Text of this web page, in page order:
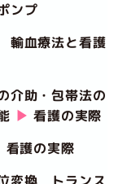
ンプ
輸血療法と看護
介助・包帯法の
▶︎ 看護の実際
看護の実際